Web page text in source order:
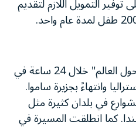
وانطلقت فعاليات "المسيرة حول العالم" خلال 24 ساعة في
وانتهاءً بجزيرة ساموا.
في بلدان كثيرة مثل
كما انطلقت المسيرة في